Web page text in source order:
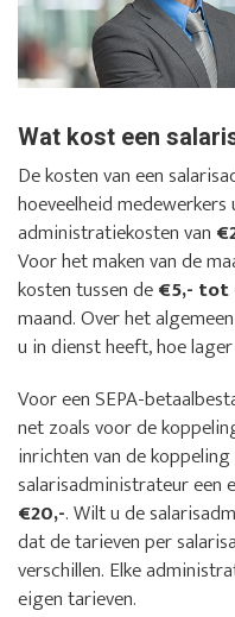
Wat kost een
De kosten van een
hoeveelheid
administratiekosten van
Voor het maken van de
kosten tussen de€5,- tot
maand. Over het
u in dienst heeft, hoe
Voor een SEPA-
net zoals voor de
inrichten van de
salarisadministrateur een
€20,-. Wilt u de
dat de tarieven per
verschillen. Elke
eigen tarieven.